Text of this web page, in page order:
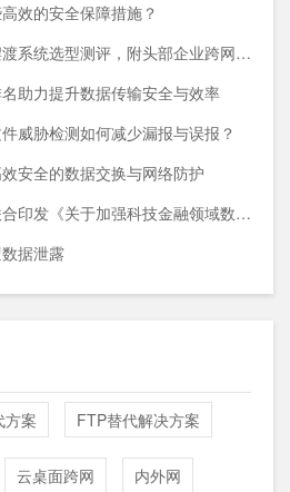
效的安全保障措施？
新能源行业内外网文件摆渡系统选型测评，附头部企业跨网部署案例
助力提升数据传输安全与效率
威胁检测如何减少漏报与误报？
安全的数据交换与网络防护
中国人民银行等九部门联合印发《关于加强科技金融领域数据开发利用的通知》
据泄露
方案 FTP替代解决方案
云桌面跨网 内外网